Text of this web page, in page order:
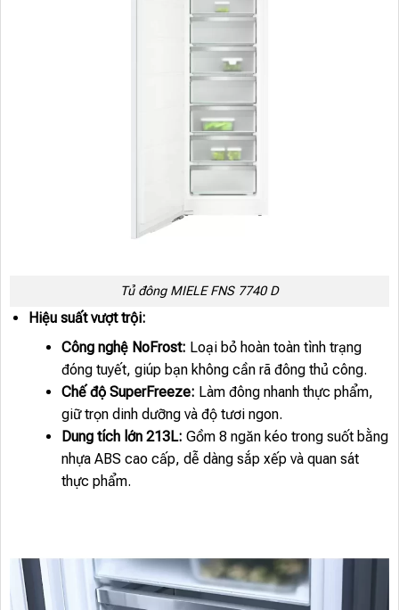
Tủ đông MIELE FNS 7740 D
Hiệu suất vượt trội:
Công nghệ NoFrost: Loại bỏ hoàn toàn tình trạng
đóng tuyết, giúp bạn không cần rã đông thủ công.
Chế độ SuperFreeze: Làm đông nhanh thực phẩm,
giữ trọn dinh dưỡng và độ tươi ngon.
Dung tích lớn 213L: Gồm 8 ngăn kéo trong suốt bằng
nhựa ABS cao cấp, dễ dàng sắp xếp và quan sát
thực phẩm.